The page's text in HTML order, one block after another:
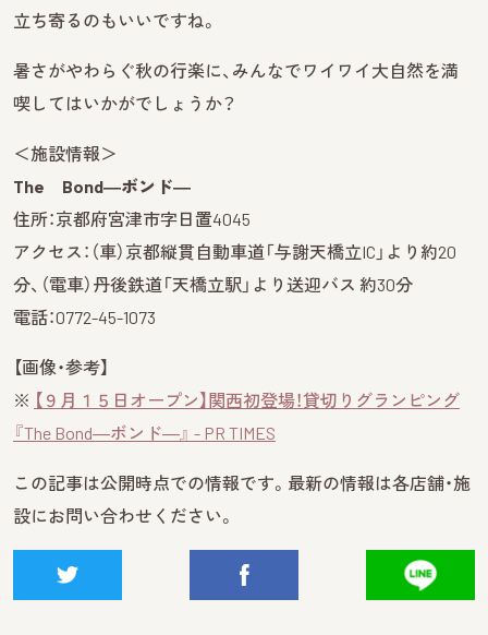
立ち寄るのもいいですね。
暑さがやわらぐ秋の行楽に、みんなでワイワイ大自然を満
喫してはいかがでしょうか？
＜施設情報＞
The Bond―ボンド―
住所：京都府宮津市字日置4045
アクセス：（車）京都縦貫自動車道「与謝天橋立IC」より約20
分、（電車）丹後鉄道「天橋立駅」より送迎バス 約30分
電話：0772-45-1073
【画像・参考】
※ 【９月１５日オープン】関西初登場！貸切りグランピング
『The Bond―ボンド―』 - PR TIMES
この記事は公開時点での情報です。最新の情報は各店舗・施
設にお問い合わせください。